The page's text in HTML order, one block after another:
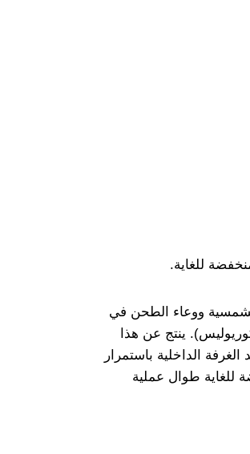
للغاية.
ووعاء الطحن في
كوريوليس). ينتج عن هذا
الداخلية باستمرار
للغاية طوال عملية